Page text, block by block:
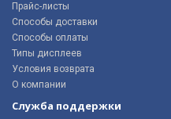
Прайс-листы
Способы доставки
Способы оплаты
Типы дисплеев
Условия возврата
О компании
Служба поддержки